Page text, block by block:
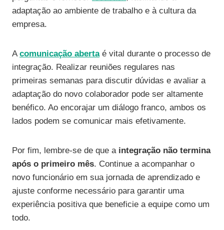
adaptação ao ambiente de trabalho e à cultura da
empresa.
Acomunicação abertaé vital durante o processo de
integração. Realizar reuniões regulares nas
primeiras semanas para discutir dúvidas e avaliar a
adaptação do novo colaborador pode ser altamente
benéfico. Ao encorajar um diálogo franco, ambos os
lados podem se comunicar mais efetivamente.
Por fim, lembre-se de que a integração não termina
após o primeiro mês. Continue a acompanhar o
novo funcionário em sua jornada de aprendizado e
ajuste conforme necessário para garantir uma
experiência positiva que beneficie a equipe como um
todo.